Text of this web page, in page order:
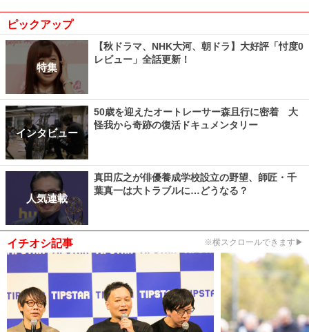
ピックアップ
特集
【秋ドラマ、NHK大河、朝ドラ】大好評「忖度0
レビュー」全話更新！
インタビュー
50歳を迎えたオートレーサー森且行に密着 大
怪我から奇跡の復活ドキュメンタリー
人気連載
真田広之が俳優養成学校設立の野望、師匠・千
葉真一は大トラブルに…どうなる？
イチオシ記事 ※横スクロールできます▶